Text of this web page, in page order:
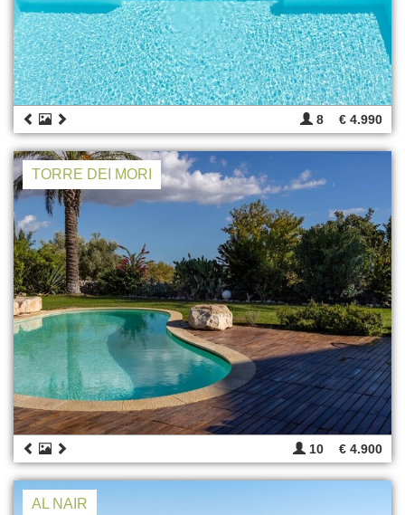
8 € 4.990
TORRE DEI MORI
10 € 4.900
AL NAIR